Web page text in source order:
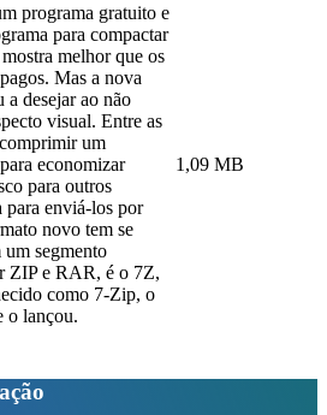
programa gratuito e
para compactar
melhor que os
Mas a nova
a desejar ao não
visual. Entre as
um
economizar
para outros
para enviá-los por
novo tem se
um segmento
ZIP e RAR, é o 7Z,
como 7-Zip, o
o lançou.
1,09 MB